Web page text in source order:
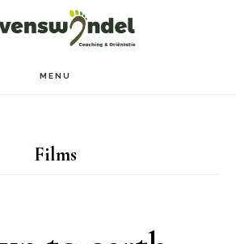
MENU
Films